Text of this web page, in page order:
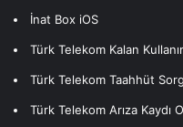
İnat Box iOS
Türk Telekom Kalan
Türk Telekom Taahhüt
Türk Telekom Arıza Kaydı